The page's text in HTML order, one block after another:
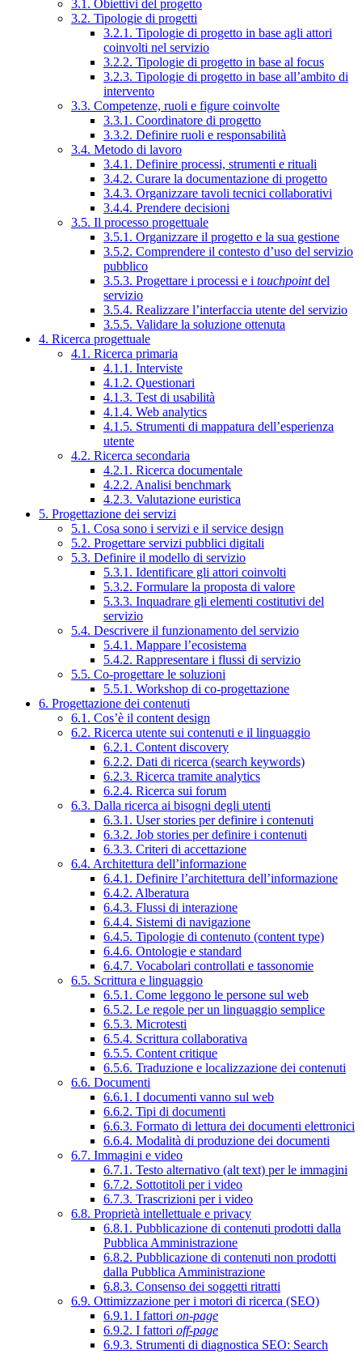
3.1. Obiettivi del progetto
3.2. Tipologie di progetti
3.2.1. Tipologie di progetto in base agli attori
coinvolti nel servizio
3.2.2. Tipologie di progetto in base al focus
3.2.3. Tipologie di progetto in base all’ambito di
intervento
3.3. Competenze, ruoli e figure coinvolte
3.3.1. Coordinatore di progetto
3.3.2. Definire ruoli e responsabilità
3.4. Metodo di lavoro
3.4.1. Definire processi, strumenti e rituali
3.4.2. Curare la documentazione di progetto
3.4.3. Organizzare tavoli tecnici collaborativi
3.4.4. Prendere decisioni
3.5. Il processo progettuale
3.5.1. Organizzare il progetto e la sua gestione
3.5.2. Comprendere il contesto d’uso del servizio
pubblico
3.5.3. Progettare i processi e i touchpointdel
servizio
3.5.4. Realizzare l’interfaccia utente del servizio
3.5.5. Validare la soluzione ottenuta
4. Ricerca progettuale
4.1. Ricerca primaria
4.1.1. Interviste
4.1.2. Questionari
4.1.3. Test di usabilità
4.1.4. Web analytics
4.1.5. Strumenti di mappatura dell’esperienza
utente
4.2. Ricerca secondaria
4.2.1. Ricerca documentale
4.2.2. Analisi benchmark
4.2.3. Valutazione euristica
5. Progettazione dei servizi
5.1. Cosa sono i servizi e il service design
5.2. Progettare servizi pubblici digitali
5.3. Definire il modello di servizio
5.3.1. Identificare gli attori coinvolti
5.3.2. Formulare la proposta di valore
5.3.3. Inquadrare gli elementi costitutivi del
servizio
5.4. Descrivere il funzionamento del servizio
5.4.1. Mappare l’ecosistema
5.4.2. Rappresentare i flussi di servizio
5.5. Co-progettare le soluzioni
5.5.1. Workshop di co-progettazione
6. Progettazione dei contenuti
6.1. Cos’è il content design
6.2. Ricerca utente sui contenuti e il linguaggio
6.2.1. Content discovery
6.2.2. Dati di ricerca (search keywords)
6.2.3. Ricerca tramite analytics
6.2.4. Ricerca sui forum
6.3. Dalla ricerca ai bisogni degli utenti
6.3.1. User stories per definire i contenuti
6.3.2. Job stories per definire i contenuti
6.3.3. Criteri di accettazione
6.4. Architettura dell’informazione
6.4.1. Definire l’architettura dell’informazione
6.4.2. Alberatura
6.4.3. Flussi di interazione
6.4.4. Sistemi di navigazione
6.4.5. Tipologie di contenuto (content type)
6.4.6. Ontologie e standard
6.4.7. Vocabolari controllati e tassonomie
6.5. Scrittura e linguaggio
6.5.1. Come leggono le persone sul web
6.5.2. Le regole per un linguaggio semplice
6.5.3. Microtesti
6.5.4. Scrittura collaborativa
6.5.5. Content critique
6.5.6. Traduzione e localizzazione dei contenuti
6.6. Documenti
6.6.1. I documenti vanno sul web
6.6.2. Tipi di documenti
6.6.3. Formato di lettura dei documenti elettronici
6.6.4. Modalità di produzione dei documenti
6.7. Immagini e video
6.7.1. Testo alternativo (alt text) per le immagini
6.7.2. Sottotitoli per i video
6.7.3. Trascrizioni per i video
6.8. Proprietà intellettuale e privacy
6.8.1. Pubblicazione di contenuti prodotti dalla
Pubblica Amministrazione
6.8.2. Pubblicazione di contenuti non prodotti
dalla Pubblica Amministrazione
6.8.3. Consenso dei soggetti ritratti
6.9. Ottimizzazione per i motori di ricerca (SEO)
6.9.1. I fattori on-page
6.9.2. I fattori off-page
6.9.3. Strumenti di diagnostica SEO: Search